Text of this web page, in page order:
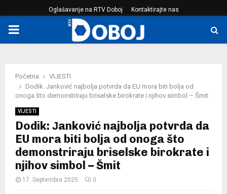
Oglašavanje na RTV Doboj Kontaktirajte nas
PRIMARY
Početna
VIJESTI
Dodik: Јanković najbolja potvrda da EU mora biti bolja od
onoga što demonstriraju briselske birokrate i njihov simbol – Šmit
VIJESTI
Dodik: Јanković najbolja potvrda da
EU mora biti bolja od onoga što
demonstriraju briselske birokrate i
njihov simbol – Šmit
17. Septembra 2025. 0